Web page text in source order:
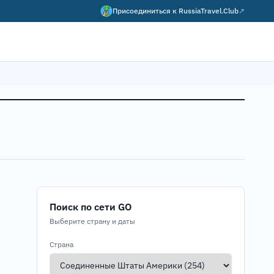
Присоединиться к RussiaTravel.Club↗
Поиск по сети GO
Выберите страну и даты
Страна